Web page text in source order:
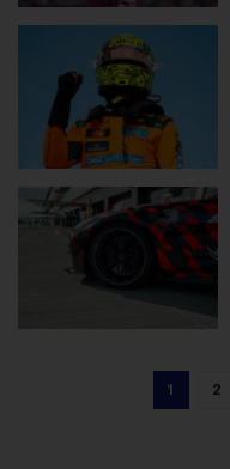
1 2